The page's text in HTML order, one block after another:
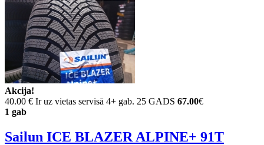
Akcija!
40.00 € Ir uz vietas servisā 4+ gab. 25 GADS 67.00€
1 gab
Sailun ICE BLAZER ALPINE+ 91T